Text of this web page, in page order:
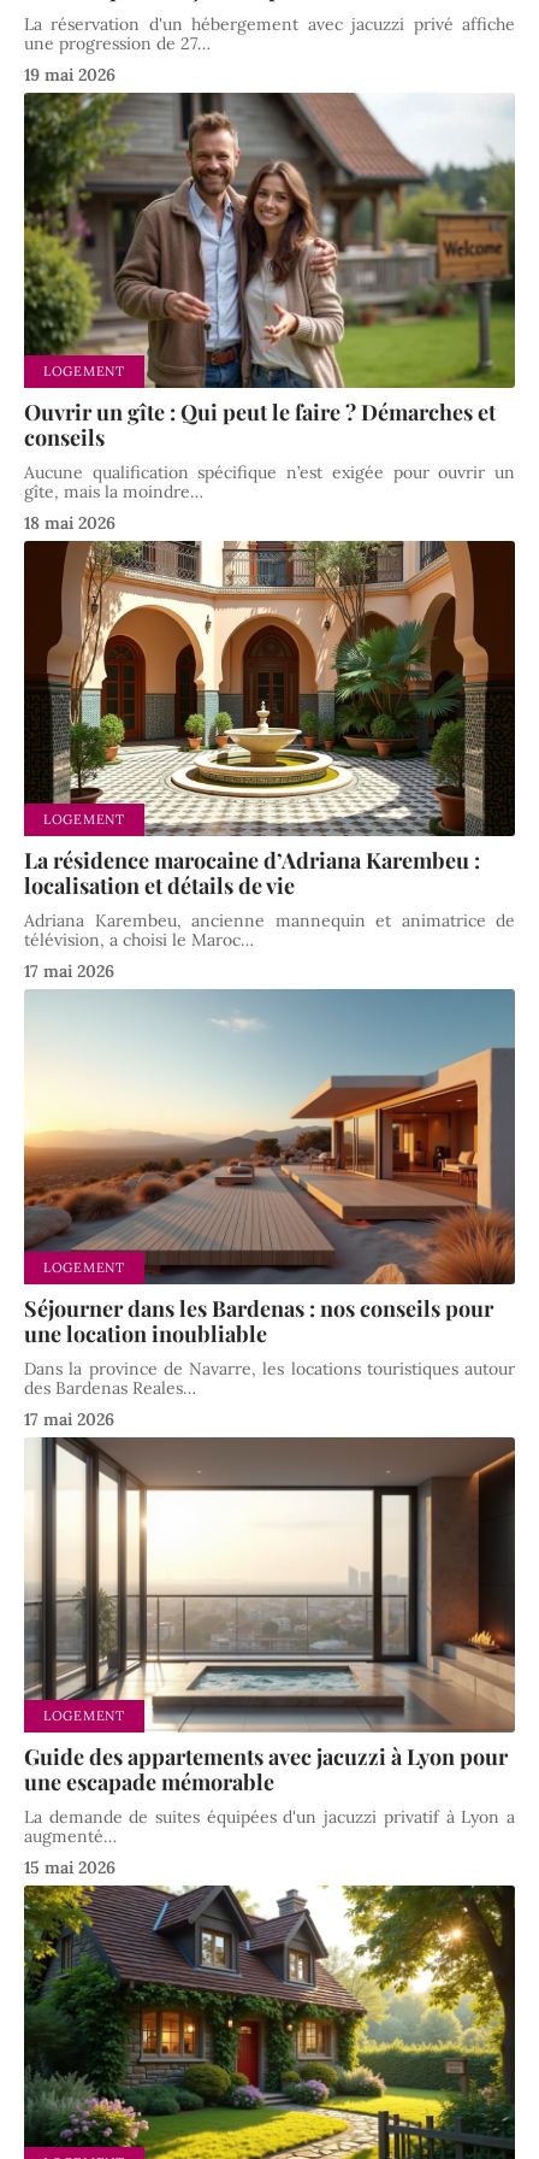
La réservation d'un hébergement avec jacuzzi privé affiche
une progression de 27…
19 mai 2026
LOGEMENT
Ouvrir un gîte : Qui peut le faire ? Démarches et
conseils
Aucune qualification spécifique n’est exigée pour ouvrir un
gîte, mais la moindre…
18 mai 2026
LOGEMENT
La résidence marocaine d’Adriana Karembeu :
localisation et détails de vie
Adriana Karembeu, ancienne mannequin et animatrice de
télévision, a choisi le Maroc…
17 mai 2026
LOGEMENT
Séjourner dans les Bardenas : nos conseils pour
une location inoubliable
Dans la province de Navarre, les locations touristiques autour
des Bardenas Reales…
17 mai 2026
LOGEMENT
Guide des appartements avec jacuzzi à Lyon pour
une escapade mémorable
La demande de suites équipées d'un jacuzzi privatif à Lyon a
augmenté…
15 mai 2026